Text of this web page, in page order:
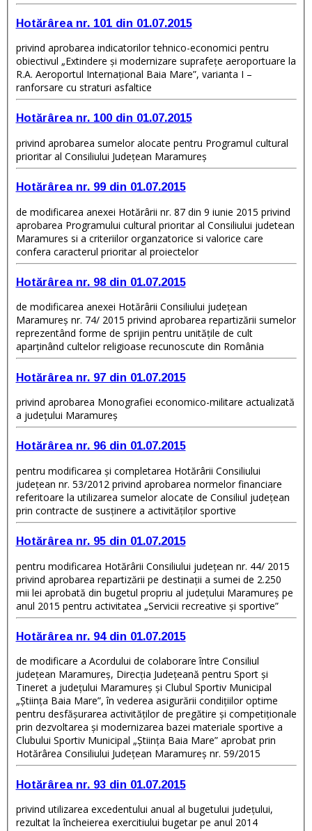
Hotărârea nr. 101 din 01.07.2015
privind aprobarea indicatorilor tehnico-economici pentru
obiectivul „Extindere şi modernizare suprafeţe aeroportuare la
R.A. Aeroportul Internaţional Baia Mare”, varianta I –
ranforsare cu straturi asfaltice
Hotărârea nr. 100 din 01.07.2015
privind aprobarea sumelor alocate pentru Programul cultural
prioritar al Consiliului Judeţean Maramureş
Hotărârea nr. 99 din 01.07.2015
de modificarea anexei Hotărârii nr. 87 din 9 iunie 2015 privind
aprobarea Programului cultural prioritar al Consiliului judetean
Maramures si a criteriilor organzatorice si valorice care
confera caracterul prioritar al proiectelor
Hotărârea nr. 98 din 01.07.2015
de modificarea anexei Hotărârii Consiliului judeţean
Maramureş nr. 74/ 2015 privind aprobarea repartizării sumelor
reprezentând forme de sprijin pentru unităţile de cult
aparţinând cultelor religioase recunoscute din România
Hotărârea nr. 97 din 01.07.2015
privind aprobarea Monografiei economico-militare actualizată
a judeţului Maramureş
Hotărârea nr. 96 din 01.07.2015
pentru modificarea şi completarea Hotărârii Consiliului
judeţean nr. 53/2012 privind aprobarea normelor financiare
referitoare la utilizarea sumelor alocate de Consiliul judeţean
prin contracte de susţinere a activităţilor sportive
Hotărârea nr. 95 din 01.07.2015
pentru modificarea Hotărârii Consiliului judeţean nr. 44/ 2015
privind aprobarea repartizării pe destinaţii a sumei de 2.250
mii lei aprobată din bugetul propriu al judeţului Maramureş pe
anul 2015 pentru activitatea „Servicii recreative şi sportive”
Hotărârea nr. 94 din 01.07.2015
de modificare a Acordului de colaborare între Consiliul
judeţean Maramureş, Direcţia Judeţeană pentru Sport şi
Tineret a judeţului Maramureş şi Clubul Sportiv Municipal
„Ştiinţa Baia Mare”, în vederea asigurării condiţiilor optime
pentru desfăşurarea activităţilor de pregătire şi competiţionale
prin dezvoltarea şi modernizarea bazei materiale sportive a
Clubului Sportiv Municipal „Ştiinţa Baia Mare” aprobat prin
Hotărârea Consiliului Judeţean Maramureş nr. 59/2015
Hotărârea nr. 93 din 01.07.2015
privind utilizarea excedentului anual al bugetului judeţului,
rezultat la încheierea exercitiului bugetar pe anul 2014